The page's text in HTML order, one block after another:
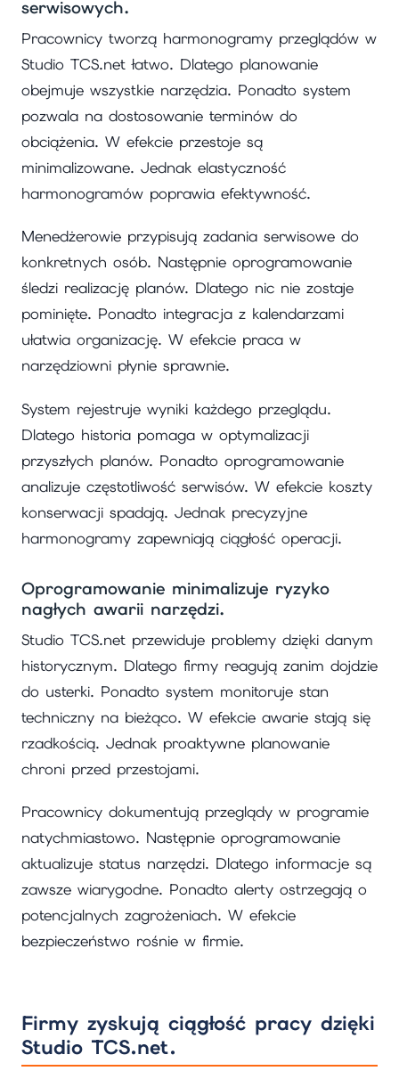
serwisowych.
Pracownicy tworzą harmonogramy przeglądów w
Studio TCS.net łatwo. Dlatego planowanie
obejmuje wszystkie narzędzia. Ponadto system
pozwala na dostosowanie terminów do
obciążenia. W efekcie przestoje są
minimalizowane. Jednak elastyczność
harmonogramów poprawia efektywność.
Menedżerowie przypisują zadania serwisowe do
konkretnych osób. Następnie oprogramowanie
śledzi realizację planów. Dlatego nic nie zostaje
pominięte. Ponadto integracja z kalendarzami
ułatwia organizację. W efekcie praca w
narzędziowni płynie sprawnie.
System rejestruje wyniki każdego przeglądu.
Dlatego historia pomaga w optymalizacji
przyszłych planów. Ponadto oprogramowanie
analizuje częstotliwość serwisów. W efekcie koszty
konserwacji spadają. Jednak precyzyjne
harmonogramy zapewniają ciągłość operacji.
Oprogramowanie minimalizuje ryzyko
nagłych awarii narzędzi.
Studio TCS.net przewiduje problemy dzięki danym
historycznym. Dlatego firmy reagują zanim dojdzie
do usterki. Ponadto system monitoruje stan
techniczny na bieżąco. W efekcie awarie stają się
rzadkością. Jednak proaktywne planowanie
chroni przed przestojami.
Pracownicy dokumentują przeglądy w programie
natychmiastowo. Następnie oprogramowanie
aktualizuje status narzędzi. Dlatego informacje są
zawsze wiarygodne. Ponadto alerty ostrzegają o
potencjalnych zagrożeniach. W efekcie
bezpieczeństwo rośnie w firmie.
Firmy zyskują ciągłość pracy dzięki
Studio TCS.net.